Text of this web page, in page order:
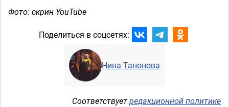
Фото: скрин YouTube
Поделиться в соцсетях:
Нина Танонова
Соответствуетредакционной политике